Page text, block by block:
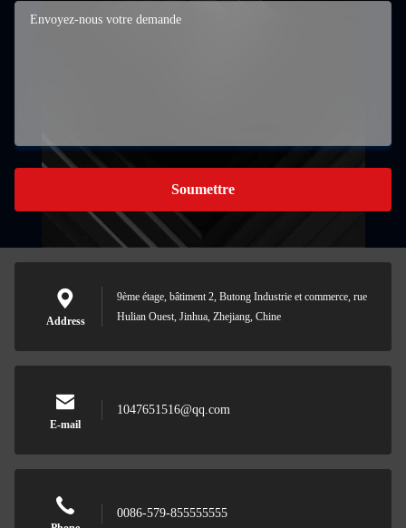
Soumettre
Address
9ème étage, bâtiment 2, Butong Industrie et commerce, rue
Hulian Ouest, Jinhua, Zhejiang, Chine
E-mail
1047651516@qq.com
0086-579-855555555